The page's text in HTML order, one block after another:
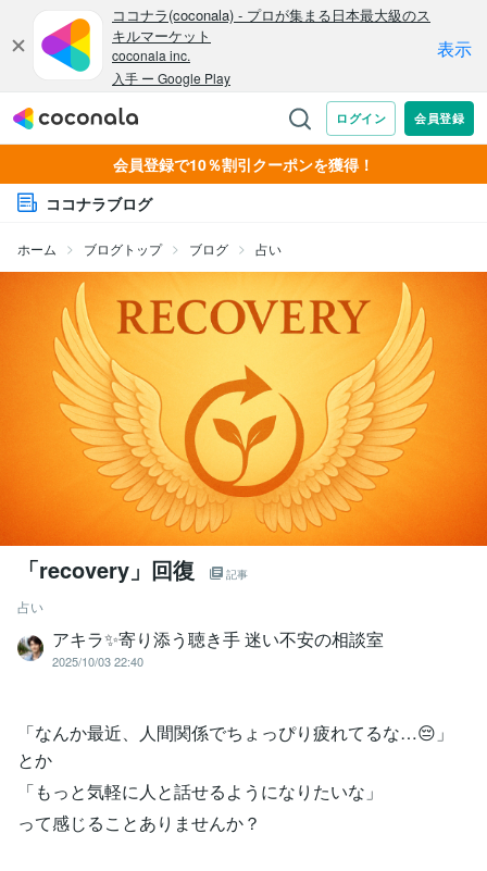
会員登録で10％割引クーポンを獲得！
ココナラブログ
ホーム ブログトップ ブログ 占い
「recovery」回復 記事
占い
アキラ✨寄り添う聴き手 迷い不安の相談室
2025/10/03 22:40
「なんか最近、人間関係でちょっぴり疲れてるな…😔」
とか
「もっと気軽に人と話せるようになりたいな」
って感じることありませんか？